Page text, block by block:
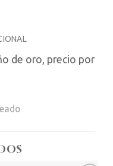
de oro, precio por